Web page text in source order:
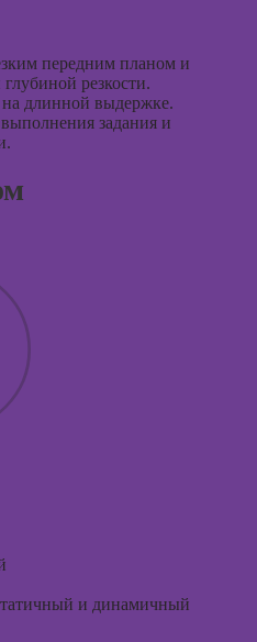
передним планом и
резкости.
на длинной выдержке.
задания и
и динамичный